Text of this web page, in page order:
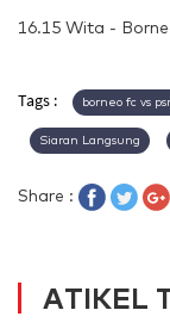
16.15 Wita -
Tags : borneo fc vs
Siaran Langsung
Share :
ATIKEL